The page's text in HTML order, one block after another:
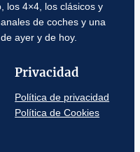
los 4×4, los clásicos y
de coches y una
ayer y de hoy.
Privacidad
Política de privacidad
Política de Cookies